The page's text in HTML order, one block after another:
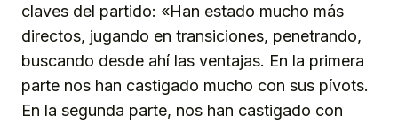
claves del partido: «Han estado mucho más
directos, jugando en transiciones, penetrando,
buscando desde ahí las ventajas. En la primera
parte nos han castigado mucho con sus pívots.
En la segunda parte, nos han castigado con